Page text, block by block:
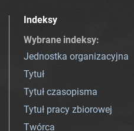
Indeksy
Wybrane indeksy:
Jednostka organizacyjna
Tytuł
Tytuł czasopisma
Tytuł pracy zbiorowej
Twórca